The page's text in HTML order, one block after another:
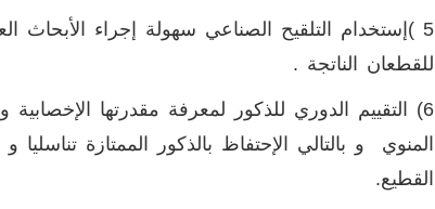
5 )إستخدام التلقيح الصناعي سهولة إجراء الأبحاث
للقطعان الناتجة .
6) التقييم الدوري للذكور لمعرفة مقدرتها
المنوي و بالتالي الإحتفاظ بالذكور الممتازة
القطيع.